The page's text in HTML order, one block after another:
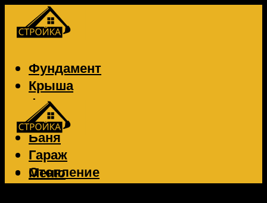
Фундамент
Крыша
Фасад
Забор
Баня
Гараж
Отопление
Вентиляция
Меню